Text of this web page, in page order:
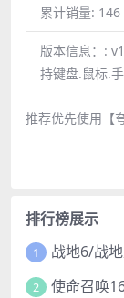
累计销量: 146
版本信息：:
持键盘.鼠标.
推荐优先使用【
排行榜展示
1 战地6/战
2 使命召唤